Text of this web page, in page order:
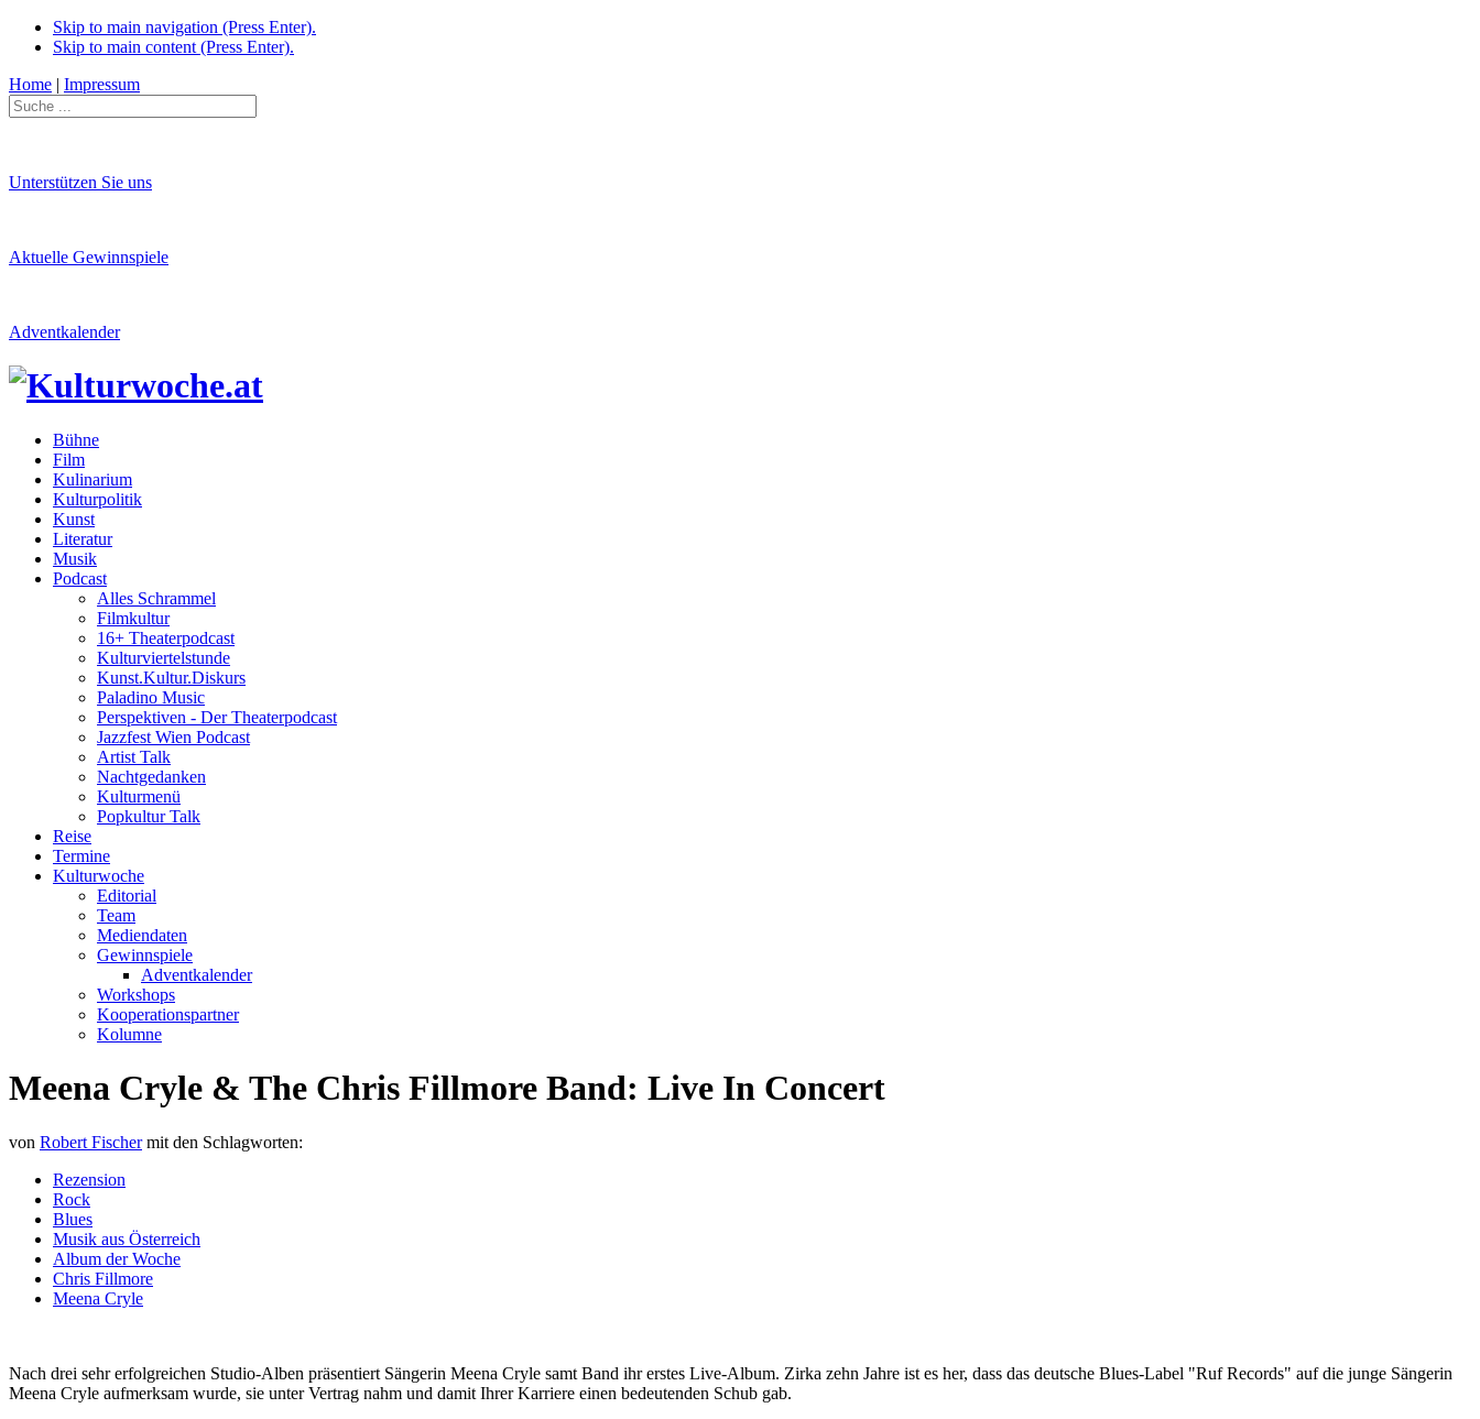
Skip to main navigation (Press Enter).
Skip to main content (Press Enter).
Home | Impressum
Unterstützen Sie uns
Aktuelle Gewinnspiele
Adventkalender
Bühne
Film
Kulinarium
Kulturpolitik
Kunst
Literatur
Musik
Podcast
Alles Schrammel
Filmkultur
16+ Theaterpodcast
Kulturviertelstunde
Kunst.Kultur.Diskurs
Paladino Music
Perspektiven - Der Theaterpodcast
Jazzfest Wien Podcast
Artist Talk
Nachtgedanken
Kulturmenü
Popkultur Talk
Reise
Termine
Kulturwoche
Editorial
Team
Mediendaten
Gewinnspiele
Adventkalender
Workshops
Kooperationspartner
Kolumne
Meena Cryle & The Chris Fillmore Band: Live In Concert
von Robert Fischer mit den Schlagworten:
Rezension
Rock
Blues
Musik aus Österreich
Album der Woche
Chris Fillmore
Meena Cryle
Nach drei sehr erfolgreichen Studio-Alben präsentiert Sängerin Meena Cryle samt Band ihr erstes Live-Album. Zirka zehn Jahre ist es her, dass das deutsche Blues-Label "Ruf Records" auf die junge Sängerin
Meena Cryle aufmerksam wurde, sie unter Vertrag nahm und damit Ihrer Karriere einen bedeutenden Schub gab.